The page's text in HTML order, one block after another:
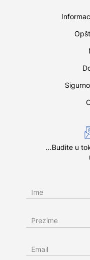
...Budite u
Ime
Prezime
Email